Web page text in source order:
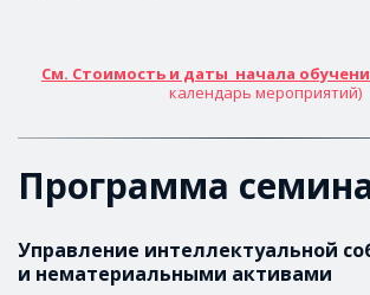
См. Стоимость и даты  начала
календарь мероприятий)
Программа
Управление интеллектуальной
и нематериальными активами